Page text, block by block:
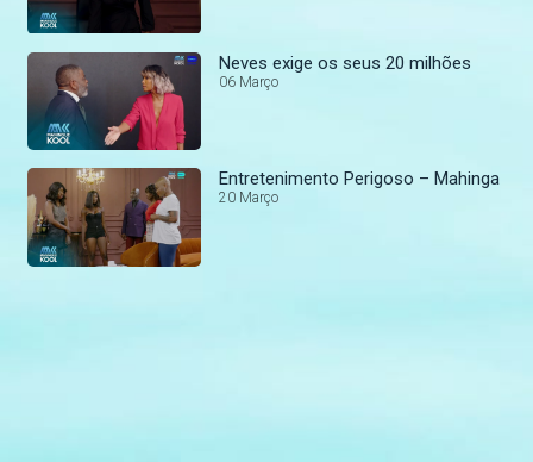
Neves exige os seus 20 milhões
06 Março
Entretenimento Perigoso – Mahinga
20 Março